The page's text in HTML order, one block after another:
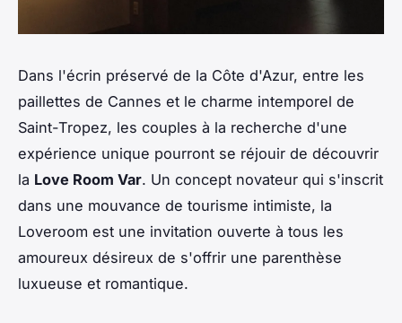
Dans l'écrin préservé de la Côte d'Azur, entre les
paillettes de Cannes et le charme intemporel de
Saint-Tropez, les couples à la recherche d'une
expérience unique pourront se réjouir de découvrir
la Love Room Var. Un concept novateur qui s'inscrit
dans une mouvance de tourisme intimiste, la
Loveroom est une invitation ouverte à tous les
amoureux désireux de s'offrir une parenthèse
luxueuse et romantique.